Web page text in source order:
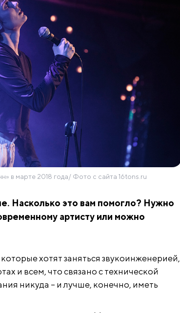
в марте 2018 года/ Фото с сайта 16tons.ru
Насколько это вам помогло? Нужно
артисту или можно
хотят заняться звукоинженерией,
и всем, что связано с технической
никуда – и лучше, конечно, иметь